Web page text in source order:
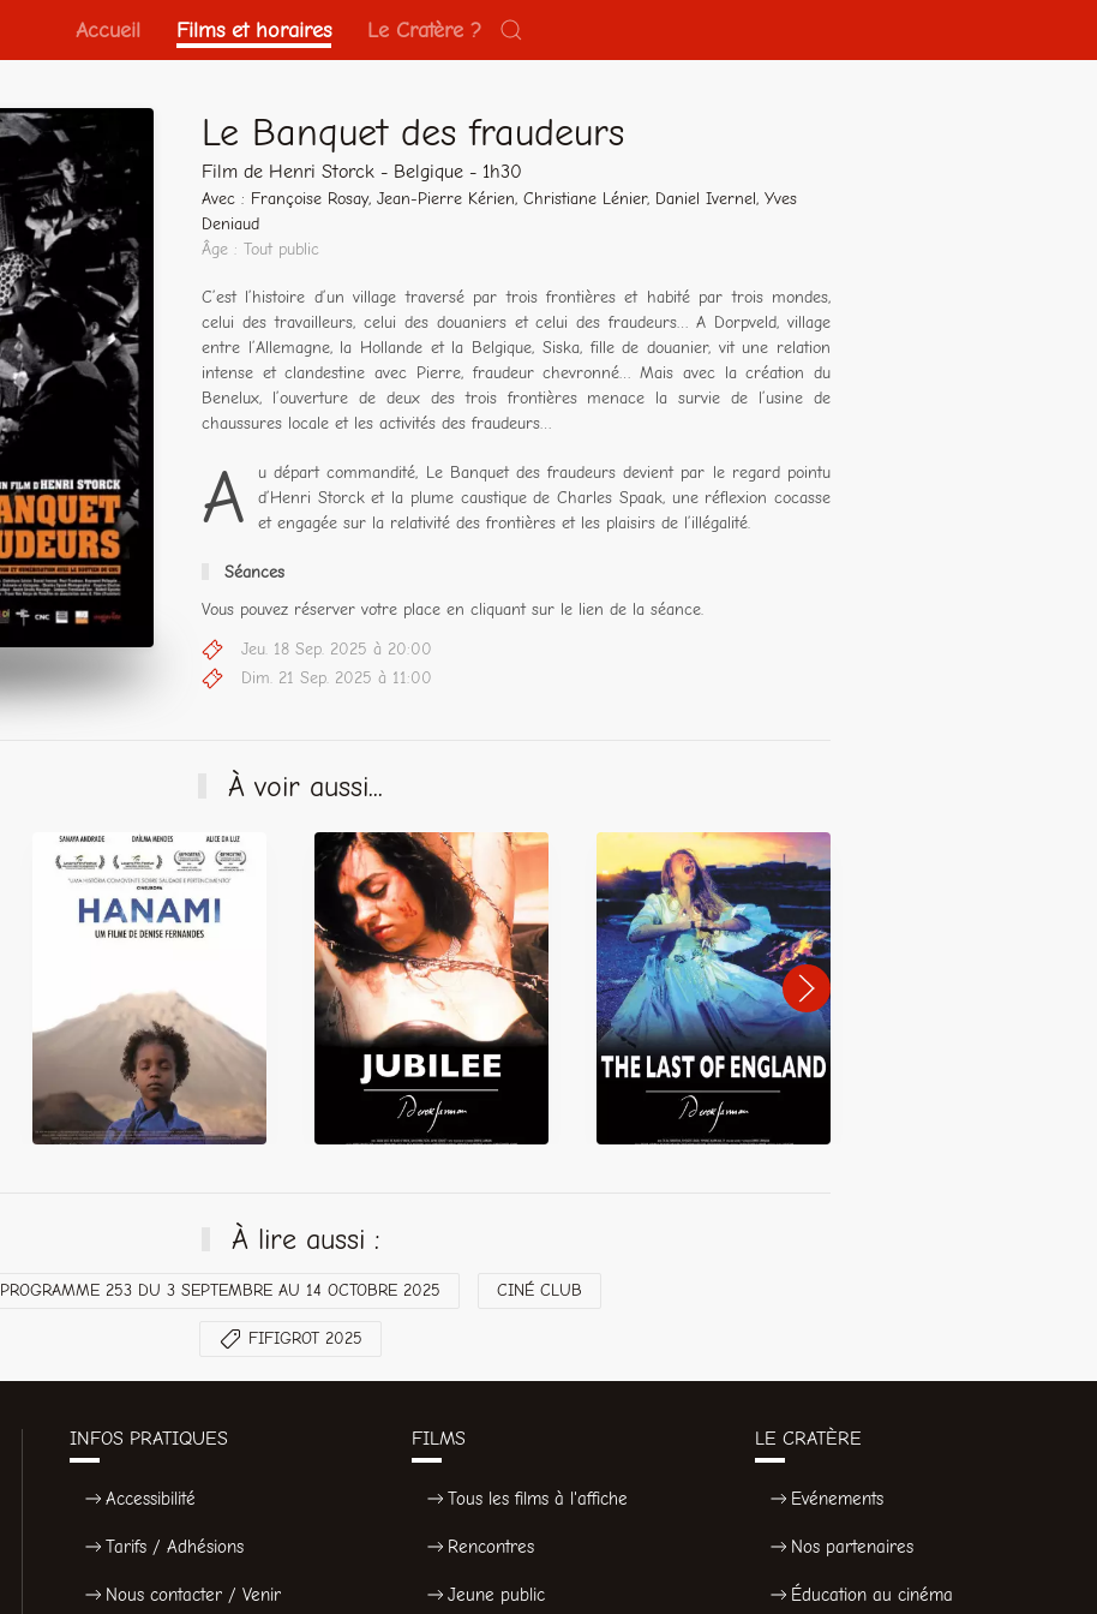
Accueil Films et horaires Le Cratère ?
Le Banquet des fraudeurs
Film de Henri Storck - Belgique - 1h30
Avec : Françoise Rosay, Jean-Pierre Kérien, Christiane Lénier, Daniel Ivernel, Yves
Deniaud
Âge : Tout public
C’est l’histoire d’un village traversé par trois frontières et habité par trois mondes,
celui des travailleurs, celui des douaniers et celui des fraudeurs… A Dorpveld, village
entre l’Allemagne, la Hollande et la Belgique, Siska, fille de douanier, vit une relation
intense et clandestine avec Pierre, fraudeur chevronné… Mais avec la création du
Benelux, l’ouverture de deux des trois frontières menace la survie de l’usine de
chaussures locale et les activités des fraudeurs…
A
u départ commandité, Le Banquet des fraudeurs devient par le regard pointu
d’Henri Storck et la plume caustique de Charles Spaak, une réflexion cocasse
et engagée sur la relativité des frontières et les plaisirs de l’illégalité.
Séances
Vous pouvez réserver votre place en cliquant sur le lien de la séance.
Jeu. 18 Sep. 2025 à 20:00
Dim. 21 Sep. 2025 à 11:00
À voir aussi...
À lire aussi :
PROGRAMME 253 DU 3 SEPTEMBRE AU 14 OCTOBRE 2025 CINÉ CLUB
FIFIGROT 2025
INFOS PRATIQUES
Accessibilité
Tarifs / Adhésions
Nous contacter / Venir
FILMS
Tous les films à l'affiche
Rencontres
Jeune public
LE CRATÈRE
Evénements
Nos partenaires
Éducation au cinéma